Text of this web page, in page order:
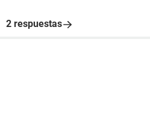
2 respuestas